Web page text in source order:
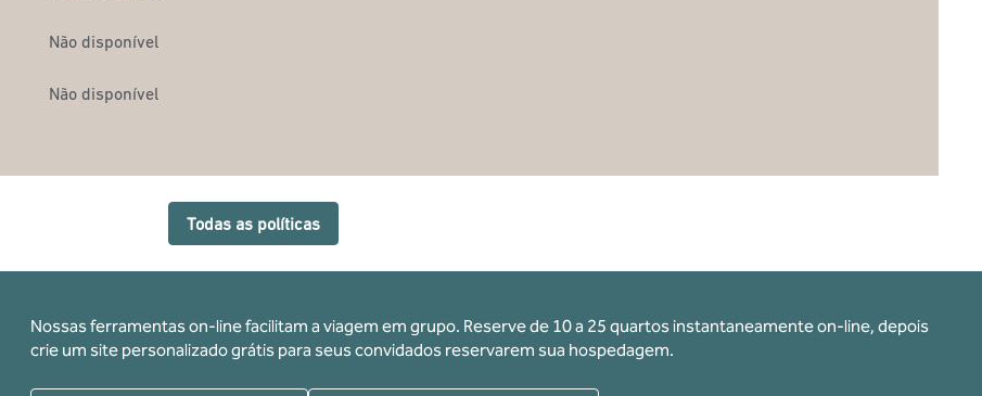
Não disponível
Não disponível
Todas as políticas
Nossas ferramentas on-line facilitam a viagem em grupo. Reserve de 10 a 25 quartos instantaneamente on-line, depois
crie um site personalizado grátis para seus convidados reservarem sua hospedagem.